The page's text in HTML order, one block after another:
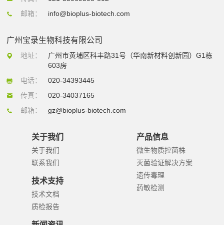
邮箱：
info@bioplus-biotech.com
广州宝录生物科技有限公司
地址：
广州市黄埔区科丰路31号（华南新材料创新园）G1栋
603房
电话：
020-34393445
传真：
020-34037165
邮箱：
gz@bioplus-biotech.com
关于我们
关于我们
联系我们
技术支持
技术文档
质检报告
产品信息
微生物质控菌株
灭菌验证解决方案
遗传毒理
药敏检测